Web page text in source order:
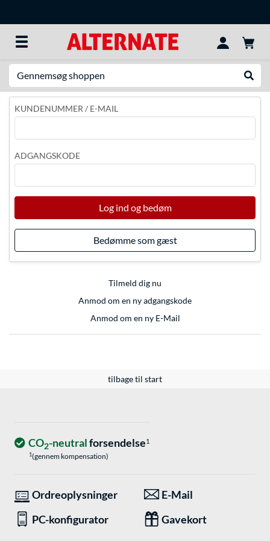
KUNDENUMMER / E-MAIL
ADGANGSKODE
Log ind og bedøm
Bedømme som gæst
Tilmeld dig nu
Anmod om en ny adgangskode
Anmod om en ny E-Mail
tilbage til start
CO2-neutralforsendelse1
1(gennem kompensation)
Ordreoplysninger
E-Mail
PC-konfigurator
Gavekort